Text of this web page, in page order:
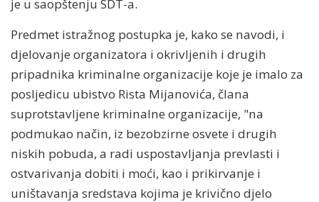
je u saopštenju SDT-a.
Predmet istražnog postupka je, kako se navodi, i
djelovanje organizatora i okrivljenih i drugih
pripadnika kriminalne organizacije koje je imalo za
posljedicu ubistvo Rista Mijanovića, člana
suprotstavljene kriminalne organizacije, "na
podmukao način, iz bezobzirne osvete i drugih
niskih pobuda, a radi uspostavljanja prevlasti i
ostvarivanja dobiti i moći, kao i prikirvanje i
uništavanja sredstava kojima je krivično djelo